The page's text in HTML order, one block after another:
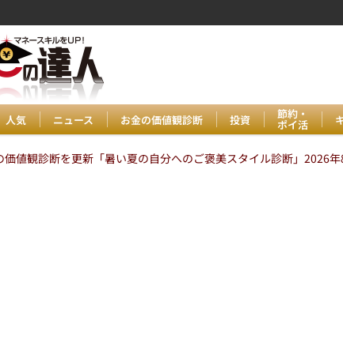
人気 ニュース お金の価値観診断 投資 節約・
ポイ活
価値観診断を更新「暑い夏の自分へのご褒美スタイル診断」2026年